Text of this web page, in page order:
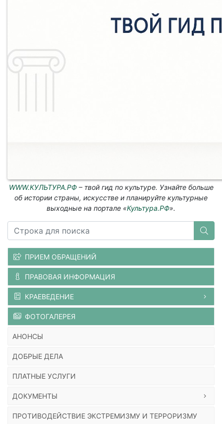
WWW.КУЛЬТУРА.РФ– твой гид по культуре. Узнайте больше
об истории страны, искусстве и планируйте культурные
выходные на портале «Культура.РФ».
ПРИЕМ ОБРАЩЕНИЙ
ПРАВОВАЯ ИНФОРМАЦИЯ
КРАЕВЕДЕНИЕ
ФОТОГАЛЕРЕЯ
АНОНСЫ
ДОБРЫЕ ДЕЛА
ПЛАТНЫЕ УСЛУГИ
ДОКУМЕНТЫ
ПРОТИВОДЕЙСТВИЕ ЭКСТРЕМИЗМУ И ТЕРРОРИЗМУ